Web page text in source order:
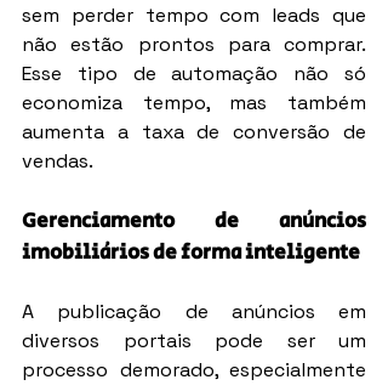
sem perder tempo com leads que
não estão prontos para comprar.
Esse tipo de automação não só
economiza tempo, mas também
aumenta a taxa de conversão de
vendas.
Gerenciamento de anúncios
imobiliários de forma inteligente
A publicação de anúncios em
diversos portais pode ser um
processo demorado, especialmente